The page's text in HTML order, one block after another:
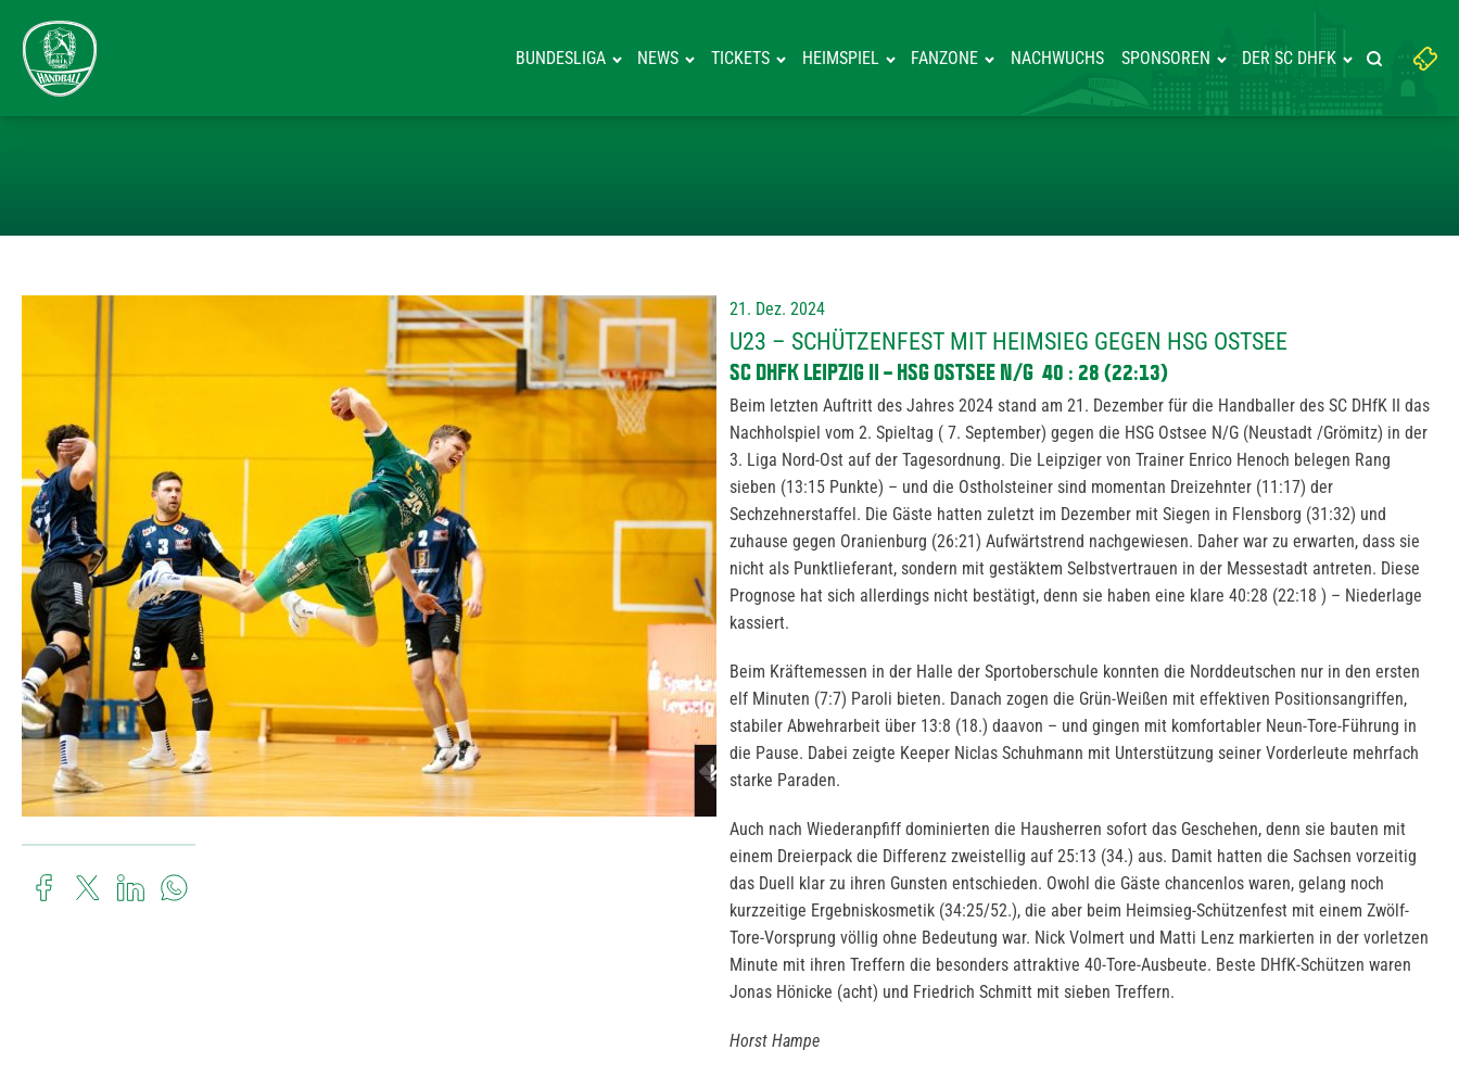
BUNDESLIGA NEWS TICKETS HEIMSPIEL FANZONE NACHWUCHS SPONSOREN DER SC DHFK
Suchbegriff
eingeben:
Suche
21. Dez. 2024
U23 – SCHÜTZENFEST MIT HEIMSIEG GEGEN HSG OSTSEE
SC DHFK LEIPZIG II – HSG OSTSEE N/G 40 : 28(22:13)
Beim letzten Auftritt des Jahres 2024 stand am 21. Dezember für die Handballer des SC DHfK II das
Nachholspiel vom 2. Spieltag ( 7. September) gegen die HSG Ostsee N/G (Neustadt /Grömitz) in der
3. Liga Nord-Ost auf der Tagesordnung. Die Leipziger von Trainer Enrico Henoch belegen Rang
sieben (13:15 Punkte) – und die Ostholsteiner sind momentan Dreizehnter (11:17) der
Sechzehnerstaffel. Die Gäste hatten zuletzt im Dezember mit Siegen in Flensborg (31:32) und
zuhause gegen Oranienburg (26:21) Aufwärtstrend nachgewiesen. Daher war zu erwarten, dass sie
nicht als Punktlieferant, sondern mit gestäktem Selbstvertrauen in der Messestadt antreten. Diese
Prognose hat sich allerdings nicht bestätigt, denn sie haben eine klare 40:28 (22:18 ) – Niederlage
kassiert.
Beim Kräftemessen in der Halle der Sportoberschule konnten die Norddeutschen nur in den ersten
elf Minuten (7:7) Paroli bieten. Danach zogen die Grün-Weißen mit effektiven Positionsangriffen,
stabiler Abwehrarbeit über 13:8 (18.) daavon – und gingen mit komfortabler Neun-Tore-Führung in
die Pause. Dabei zeigte Keeper Niclas Schuhmann mit Unterstützung seiner Vorderleute mehrfach
starke Paraden.
Auch nach Wiederanpfiff dominierten die Hausherren sofort das Geschehen, denn sie bauten mit
einem Dreierpack die Differenz zweistellig auf 25:13 (34.) aus. Damit hatten die Sachsen vorzeitig
das Duell klar zu ihren Gunsten entschieden. Owohl die Gäste chancenlos waren, gelang noch
kurzzeitige Ergebniskosmetik (34:25/52.), die aber beim Heimsieg-Schützenfest mit einem Zwölf-
Tore-Vorsprung völlig ohne Bedeutung war. Nick Volmert und Matti Lenz markierten in der vorletzen
Minute mit ihren Treffern die besonders attraktive 40-Tore-Ausbeute. Beste DHfK-Schützen waren
Jonas Hönicke (acht) und Friedrich Schmitt mit sieben Treffern.
Horst Hampe